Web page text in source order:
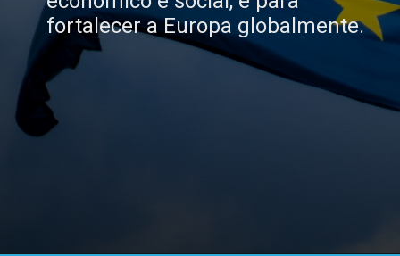
fortalecer a Europa globalmente.